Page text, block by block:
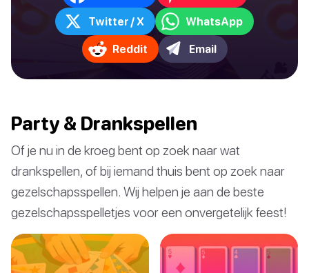
Twitter / X WhatsApp
Reddit Email
Party & Drankspellen
Of je nu in de kroeg bent op zoek naar wat
drankspellen, of bij iemand thuis bent op zoek naar
gezelschapsspellen. Wij helpen je aan de beste
gezelschapsspelletjes voor een onvergetelijk feest!